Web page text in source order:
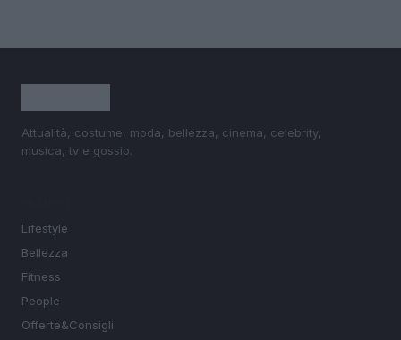
Attualità, costume, moda, bellezza, cinema, celebrity,
musica, tv e gossip.
Lifestyle
Bellezza
Fitness
People
Offerte&Consigli